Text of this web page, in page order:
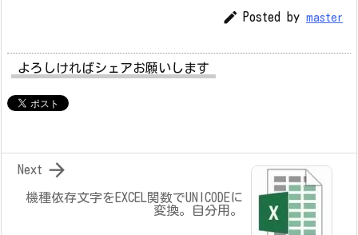
 Posted by master
よろしければシェアお願いします
機種依存文字をEXCEL関数でUNICODEに
変換。自分用。

Next